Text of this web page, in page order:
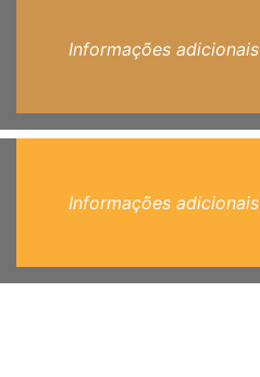
Informações adicionais
Informações adicionais